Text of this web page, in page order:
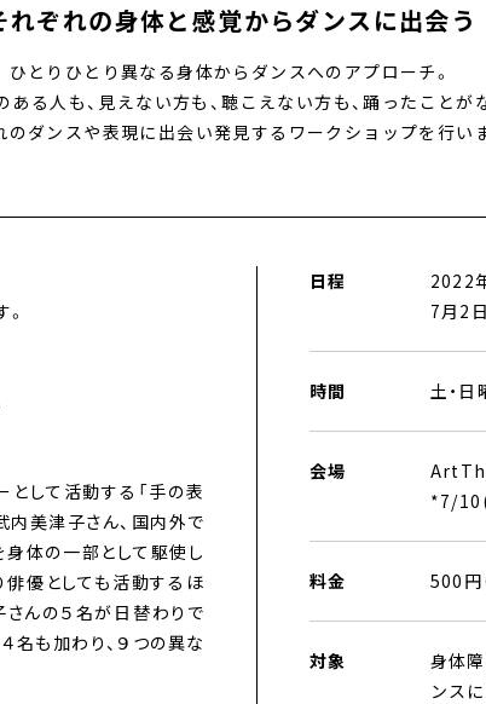
れぞれの身体と感覚からダンスに出会う
ひとりひとり異なる身体からダンスへのアプローチ。
ある人も、見えない方も、聴こえない方も、踊ったことが
のダンスや表現に出会い発見するワークショップを行いま
として活動する「手の表
内美津子さん、国内外で
体の一部として駆使し
優としても活動するほ
んの５名が日替わりで
名も加わり、９つの異な
日程
2022
7月2
時間 土・
会場
*7/
料金 500円
対象
身体
ンス